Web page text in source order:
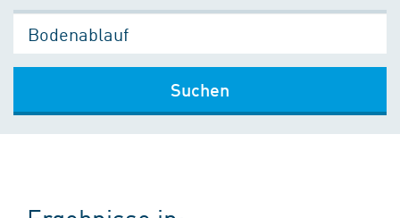
Suchen